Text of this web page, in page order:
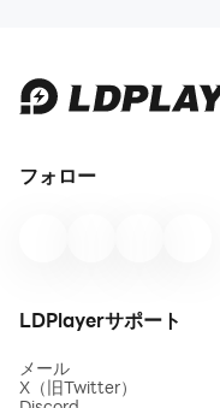
フォロー
LDPlayerサポート
メール
X（旧Twitter）